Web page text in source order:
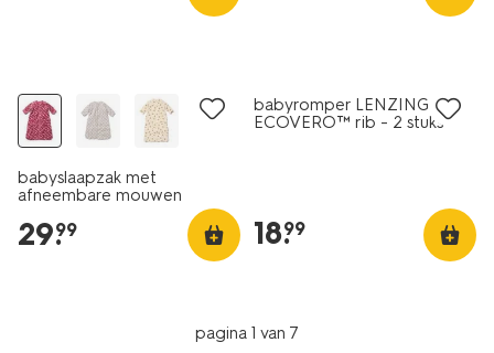
babyslaapzak met
afneembare mouwen
donkerroze
29.
99
babyromper LENZING™
ECOVERO™ rib - 2 stuks
18.
99
pagina 1 van 7